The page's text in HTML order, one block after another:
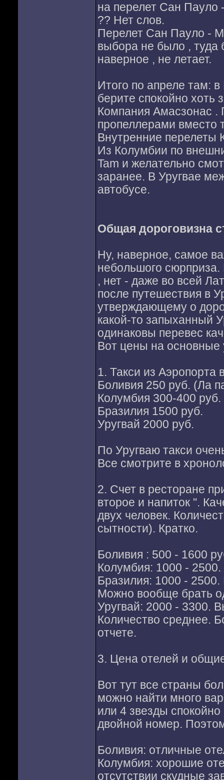
на перелет Сан
?? Нет слов.
Перелет Сан Пауло -
выбора не было , туда
наверное , не летает.
Итого по апреле там:
берите спокойно хоть
Компания Амасзонас .
пропеллерами вместо
Внутренние перелеты
Из Колумбии по
Tam и желательно
заранее. В Уругвае
автобусе.
Общая дороговизна
Ну, наверное, самое
небольшого
, нет - даже во всей
после путешествия в
утверждающему о
какой-то запыханный
одинаковы перевес
Вот цены на основные
1. Такси из Аэропорта
Боливия 250 руб. (Ла
Колумбия 300-400
Бразилия 1500 руб.
Уругвай 2000 руб.
По Уругваю такси
Все смотрите в
2. Счет в ресторане
второе и напиток ".
двух человек.
сытности). Кратко.
Боливия : 500 - 1600
Колумбия: 1000 -
Бразилия: 1000 -
Можно вообще брать
Уругвай: 2000 - 3300.
Количество среднее.
отчете.
3. Цена отелей и
Вот тут все страны
можно найти много
или 4 звезды
двойной номер.
Боливия: отличные
Колумбия: хорошие
отсутствии скудные